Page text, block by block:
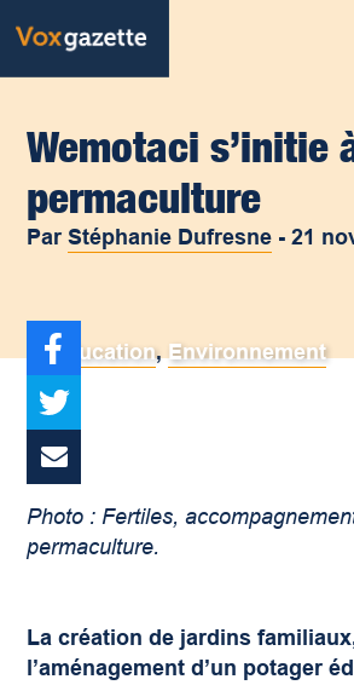
Wemotaci s’initie
permaculture
ParStéphanie Dufresne -21
Éducation,Environnement
Photo : Fertiles,
permaculture.
La création de jardins
l’aménagement d’un potager